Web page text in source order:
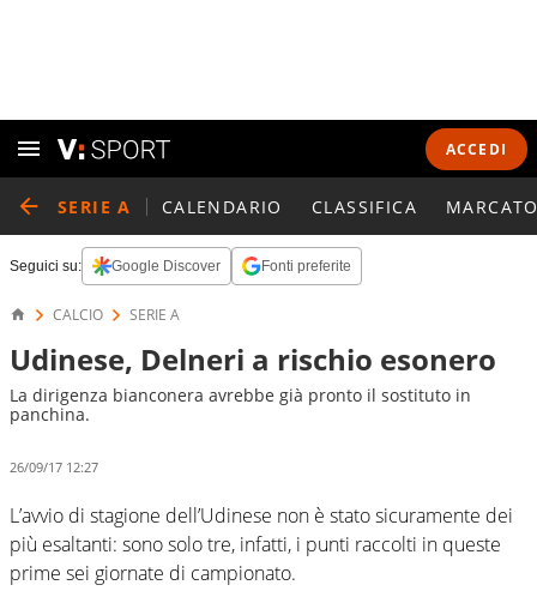
ACCEDI
SERIE A CALENDARIO CLASSIFICA
Seguici su: Google Discover Fonti preferite
CALCIO SERIE A
Udinese, Delneri a rischio esonero
La dirigenza bianconera avrebbe già pronto il sostituto in
panchina.
26/09/17 12:27
L’avvio di stagione dell’Udinese non è stato sicuramente dei
più esaltanti: sono solo tre, infatti, i punti raccolti in queste
prime sei giornate di campionato.